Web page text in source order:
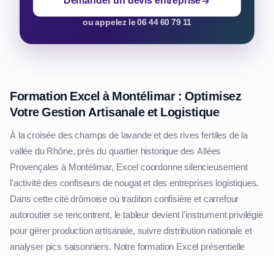
ou appelez le 06 44 60 79 11
Formation Excel à Montélimar : Optimisez
Votre Gestion Artisanale et Logistique
À la croisée des champs de lavande et des rives fertiles de la
vallée du Rhône, près du quartier historique des Allées
Provençales à Montélimar, Excel coordonne silencieusement
l'activité des confiseurs de nougat et des entreprises logistiques.
Dans cette cité drômoise où tradition confisière et carrefour
autoroutier se rencontrent, le tableur devient l'instrument privilégié
pour gérer production artisanale, suivre distribution nationale et
analyser pics saisonniers. Notre formation Excel présentielle